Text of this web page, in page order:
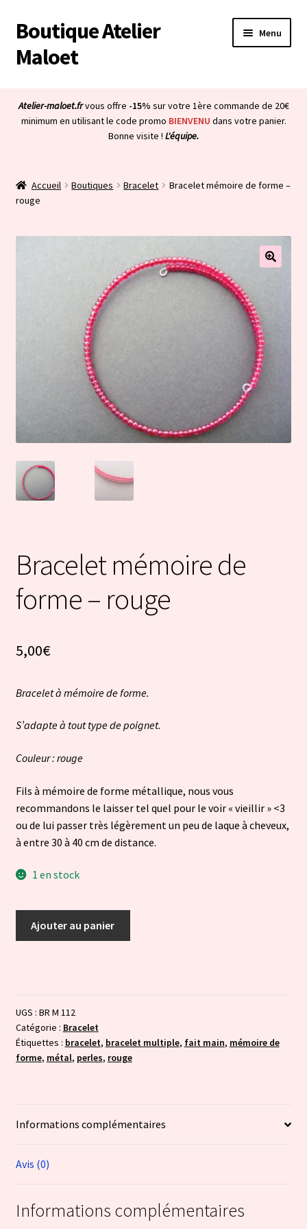
Aller
à
la
Aller
au
contenu
Boutique Atelier
Maloet
Menu
Boutique
Ouvrir
menu
À propos & CGV
Ouvrir
enfant
Blog
le
menu
Bienvenue dans la boutique
Atelier-maloet.frvous offre -15% sur votre 1ère commande de 20€
minimum en utilisant le code promo BIENVENU dans votre panier.
Bonne visite ! L'équipe.
Accueil Boutiques Bracelet
Bracelet mémoire de forme –
rouge
Bracelet mémoire de
forme – rouge
5,00€
Bracelet à mémoire de forme.
S’adapte à tout type de poignet.
Couleur : rouge
Fils à mémoire de forme métallique, nous vous
recommandons le laisser tel quel pour le voir « vieillir » <3
ou de lui passer très légèrement un peu de laque à cheveux,
à entre 30 à 40 cm de distance.
1 en stock
-
rouge
Ajouter au panier
UGS : BR M 112
Catégorie : Bracelet
Étiquettes : bracelet, bracelet multiple, fait main, mémoire de
forme, métal, perles, rouge
Informations complémentaires
Avis (0)
Informations complémentaires